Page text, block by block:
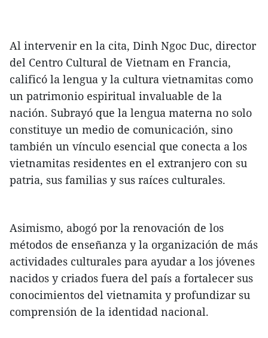
Al intervenir en la cita, Dinh Ngoc Duc, director
del Centro Cultural de Vietnam en Francia,
calificó la lengua y la cultura vietnamitas como
un patrimonio espiritual invaluable de la
nación. Subrayó que la lengua materna no solo
constituye un medio de comunicación, sino
también un vínculo esencial que conecta a los
vietnamitas residentes en el extranjero con su
patria, sus familias y sus raíces culturales.
Asimismo, abogó por la renovación de los
métodos de enseñanza y la organización de más
actividades culturales para ayudar a los jóvenes
nacidos y criados fuera del país a fortalecer sus
conocimientos del vietnamita y profundizar su
comprensión de la identidad nacional.